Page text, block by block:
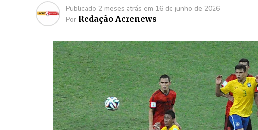
Publicado 2 meses atrás em 16 de junho de 2026
Por Redação Acrenews